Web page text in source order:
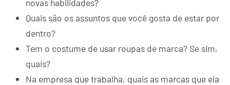
novas habilidades?
Quais são os assuntos que você gosta de estar por
dentro?
Tem o costume de usar roupas de marca? Se sim,
quais?
Na empresa que trabalha, quais as marcas que ela